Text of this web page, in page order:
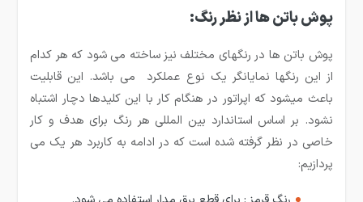
پوش باتن ها از نظر رنگ:
پوش باتن ها در رنگهای مختلف نیز ساخته می­ شود که هر کدام
از این رنگ­ها نمایانگر یک نوع عملکرد می­ باشد. این قابلیت
باعث می­شود که اپراتور در هنگام کار با این کلیدها دچار اشتباه
نشود. بر اساس استاندارد بین المللی هر رنگ برای هدف و کار
خاصی در نظر گرفته شده است که در ادامه به کاربرد هر یک می
پردازیم: